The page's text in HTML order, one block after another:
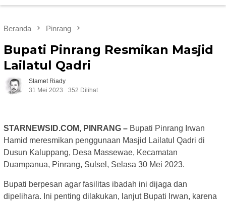
Beranda Pinrang
Bupati Pinrang Resmikan Masjid
Lailatul Qadri
Slamet Riady
31 Mei 2023
352 Dilihat
STARNEWSID.COM, PINRANG – Bupati Pinrang Irwan
Hamid meresmikan penggunaan Masjid Lailatul Qadri di
Dusun Kaluppang, Desa Massewae, Kecamatan
Duampanua, Pinrang, Sulsel, Selasa 30 Mei 2023.
Bupati berpesan agar fasilitas ibadah ini dijaga dan
dipelihara. Ini penting dilakukan, lanjut Bupati Irwan, karena